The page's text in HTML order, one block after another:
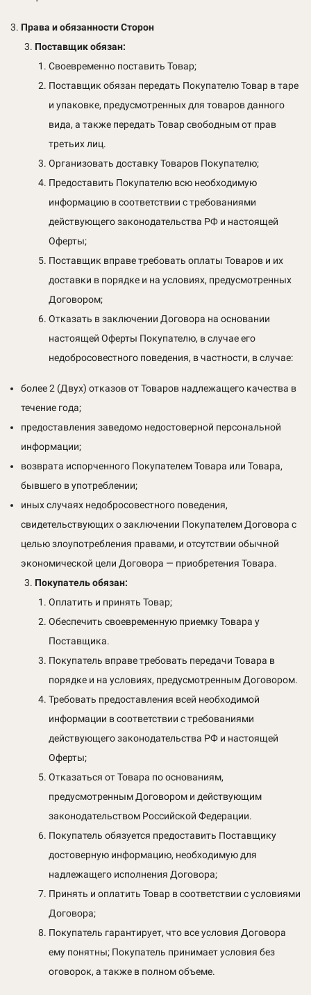
Права и обязанности Сторон
Поставщик обязан:
Своевременно поставить Товар;
Поставщик обязан передать Покупателю Товар в таре
и упаковке, предусмотренных для товаров данного
вида, а также передать Товар свободным от прав
третьих лиц.
Организовать доставку Товаров Покупателю;
Предоставить Покупателю всю необходимую
информацию в соответствии с требованиями
действующего законодательства РФ и настоящей
Оферты;
Поставщик вправе требовать оплаты Товаров и их
доставки в порядке и на условиях, предусмотренных
Договором;
Отказать в заключении Договора на основании
настоящей Оферты Покупателю, в случае его
недобросовестного поведения, в частности, в случае:
более 2 (Двух) отказов от Товаров надлежащего качества в
течение года;
предоставления заведомо недостоверной персональной
информации;
возврата испорченного Покупателем Товара или Товара,
бывшего в употреблении;
иных случаях недобросовестного поведения,
свидетельствующих о заключении Покупателем Договора с
целью злоупотребления правами, и отсутствии обычной
экономической цели Договора — приобретения Товара.
Покупательобязан:
Оплатить и принять Товар;
Обеспечить своевременную приемку Товара у
Поставщика.
Покупатель вправе требовать передачи Товара в
порядке и на условиях, предусмотренным Договором.
Требовать предоставления всей необходимой
информации в соответствии с требованиями
действующего законодательства РФ и настоящей
Оферты;
Отказаться от Товара по основаниям,
предусмотренным Договором и действующим
законодательством Российской Федерации.
Покупатель обязуется предоставить Поставщику
достоверную информацию, необходимую для
надлежащего исполнения Договора;
Принять и оплатить Товар в соответствии с условиями
Договора;
Покупатель гарантирует, что все условия Договора
ему понятны; Покупатель принимает условия без
оговорок, а также в полном объеме.